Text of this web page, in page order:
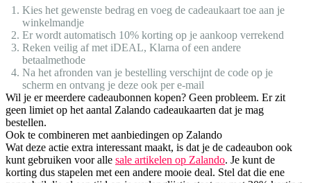
Kies het gewenste bedrag en voeg de cadeaukaart toe aan je
winkelmandje
Er wordt automatisch 10% korting op je aankoop verrekend
Reken veilig af met iDEAL, Klarna of een andere
betaalmethode
Na het afronden van je bestelling verschijnt de code op je
scherm en ontvang je deze ook per e-mail
Wil je er meerdere cadeaubonnen kopen? Geen probleem. Er zit
geen limiet op het aantal Zalando cadeaukaarten dat je mag
bestellen.
Ook te combineren met aanbiedingen op Zalando
Wat deze actie extra interessant maakt, is dat je de cadeaubon ook
kunt gebruiken voor alle sale artikelen op Zalando. Je kunt de
korting dus stapelen met een andere mooie deal. Stel dat die ene